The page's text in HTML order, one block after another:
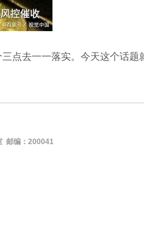
点去一一落实。今天这个话题
：200041